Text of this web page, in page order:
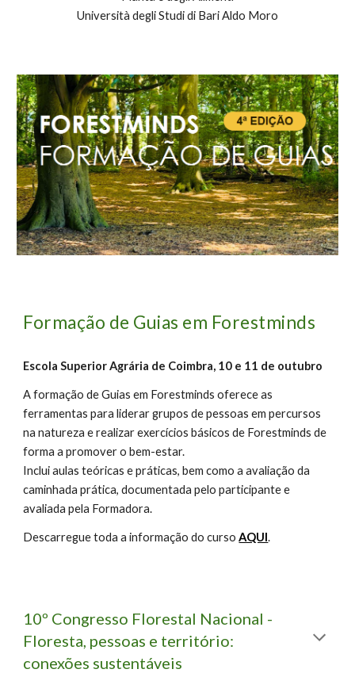
Università degli Studi di Bari Aldo Moro
Formação de Guias em Forestminds
Escola Superior Agrária de Coimbra, 10 e 11 de outubro
A formação de Guias em Forestminds oferece as
ferramentas para liderar grupos de pessoas em percursos
na natureza e realizar exercícios básicos de Forestminds de
forma a promover o bem-estar.
Inclui aulas teóricas e práticas, bem como a avaliação da
caminhada prática, documentada pelo participante e
avaliada pela Formadora.
Descarregue toda a informação do cursoAQUI.
10º Congresso Florestal Nacional -
Floresta, pessoas e território:
conexões sustentáveis